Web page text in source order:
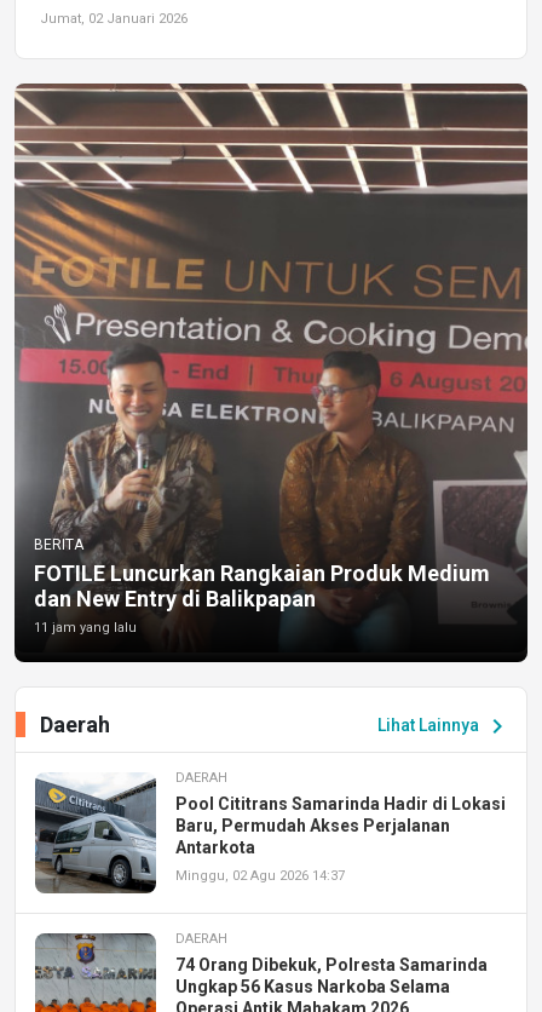
Jumat, 02 Januari 2026
BERITA
FOTILE Luncurkan Rangkaian Produk Medium
dan New Entry di Balikpapan
11 jam yang lalu
Lihat Lainnya chevron_right
Daerah
DAERAH
Pool Cititrans Samarinda Hadir di Lokasi
Baru, Permudah Akses Perjalanan
Antarkota
Minggu, 02 Agu 2026 14:37
DAERAH
74 Orang Dibekuk, Polresta Samarinda
Ungkap 56 Kasus Narkoba Selama